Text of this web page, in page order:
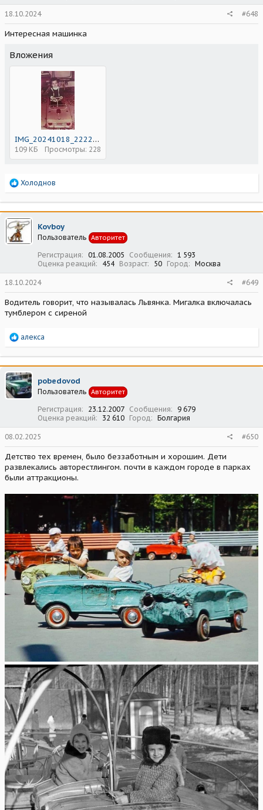
18.10.2024 #648
Интересная машинка
Вложения
IMG_20241018_222243_312.jpg
109 КБ Просмотры: 228
Р
а
к
ц
и
и
Холоднов
Kovboy
Пользователь Авторитет
Регистрация 01.08.2005 Сообщения
1 593
Оценка реакций
454 Возраст 50 Город Москва
18.10.2024 #649
Водитель говорит, что называлась Львянка. Мигалка включалась
тумблером с сиреной
Р
а
к
ц
и
и
алекса
pobedovod
Пользователь Авторитет
Регистрация 23.12.2007 Сообщения
9 679
Оценка реакций
32 610 Город Болгария
08.02.2025 #650
Детство тех времен, было беззаботным и хорошим. Дети
развлекались авторестлингом. почти в каждом городе в парках
были аттракционы.